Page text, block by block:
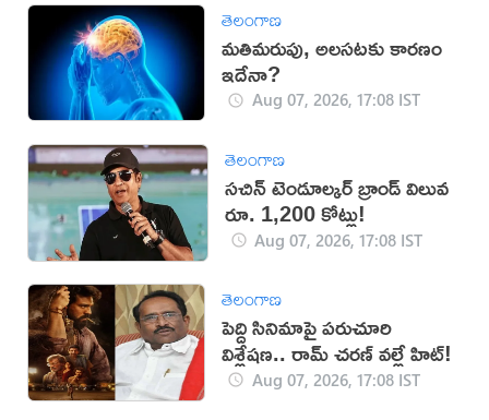
తెలంగాణ
మతిమరుపు, అలసటకు కారణం
ఇదేనా?
Aug 07, 2026, 17:08 IST
తెలంగాణ
సచిన్ టెండూల్కర్ బ్రాండ్ విలువ
రూ. 1,200 కోట్లు!
Aug 07, 2026, 17:08 IST
తెలంగాణ
పెద్ది సినిమాపై పరుచూరి
విశ్లేషణ.. రామ్ చరణ్ వల్లే హిట్!
Aug 07, 2026, 17:08 IST